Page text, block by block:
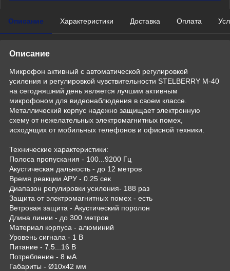
Описание Характеристики Доставка Оплата
Описание
Микрофон активный с автоматической регулировкой
усиления и регулировкой чувствительности STELBERRY M-40
на сегодняшний день является лучшим активным
микрофоном для видеонаблюдения в своем классе.
Металлический корпус надежно защищает электронную
схему от нежелательных электромагнитных помех,
исходящих от мобильных телефонов и офисной техники.
Технические характеристики:
Полоса пропускания - 100...9200 Гц
Акустическая дальность - до 12 метров
Время реакции АРУ - 0.25 сек
Диапазон регулировки усиления- 188 раз
Защита от электромагнитных помех - есть
Ветровая защита - Акустический поролон
Длина линии - до 300 метров
Материал корпуса - алюминий
Уровень сигнала - 1 В
Питание - 7.5...16 В
Потребление - 8 мА
Габариты - Ø10х42 мм